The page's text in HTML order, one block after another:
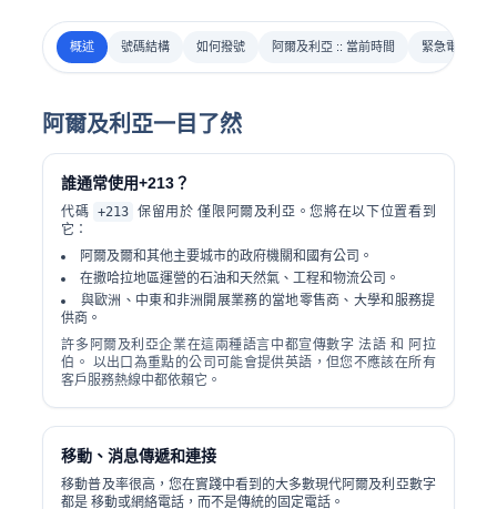
概述 號碼結構 如何撥號 阿爾及利亞 :: 當前時間 緊急電話號碼
阿爾及利亞一目了然
誰通常使用+213？
代碼 +213 保留用於僅限阿爾及利亞 。您將在以下位置看到
它：
阿爾及爾和其他主要城市的政府機關和國有公司。
在撒哈拉地區運營的石油和天然氣、工程和物流公司。
與歐洲、中東和非洲開展業務的當地零售商、大學和服務提
供商。
許多阿爾及利亞企業在這兩種語言中都宣傳數字 法語 和 阿拉
伯 。 以出口為重點的公司可能會提供英語，但您不應該在所有
客戶服務熱線中都依賴它。
移動、消息傳遞和連接
移動普及率很高，您在實踐中看到的大多數現代阿爾及利亞數字
都是移動或網絡電話 ，而不是傳統的固定電話。